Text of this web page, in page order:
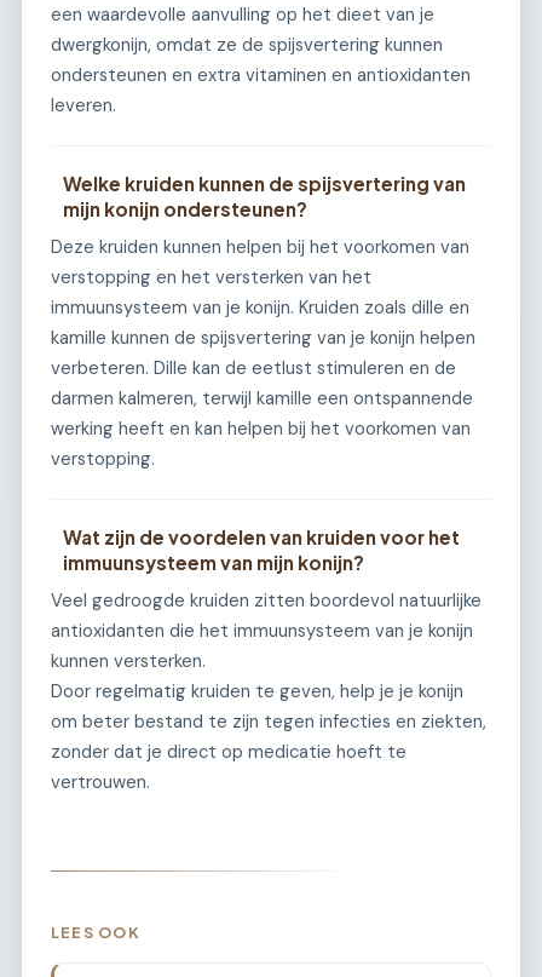
een waardevolle aanvulling op het dieet van je
dwergkonijn, omdat ze de spijsvertering kunnen
ondersteunen en extra vitaminen en antioxidanten
leveren.
Welke kruiden kunnen de spijsvertering van
mijn konijn ondersteunen?
Deze kruiden kunnen helpen bij het voorkomen van
verstopping en het versterken van het
immuunsysteem van je konijn. Kruiden zoals dille en
kamille kunnen de spijsvertering van je konijn helpen
verbeteren. Dille kan de eetlust stimuleren en de
darmen kalmeren, terwijl kamille een ontspannende
werking heeft en kan helpen bij het voorkomen van
verstopping.
Wat zijn de voordelen van kruiden voor het
immuunsysteem van mijn konijn?
Veel gedroogde kruiden zitten boordevol natuurlijke
antioxidanten die het immuunsysteem van je konijn
kunnen versterken.
Door regelmatig kruiden te geven, help je je konijn
om beter bestand te zijn tegen infecties en ziekten,
zonder dat je direct op medicatie hoeft te
vertrouwen.
LEES OOK